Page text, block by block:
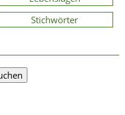
Stichwörter